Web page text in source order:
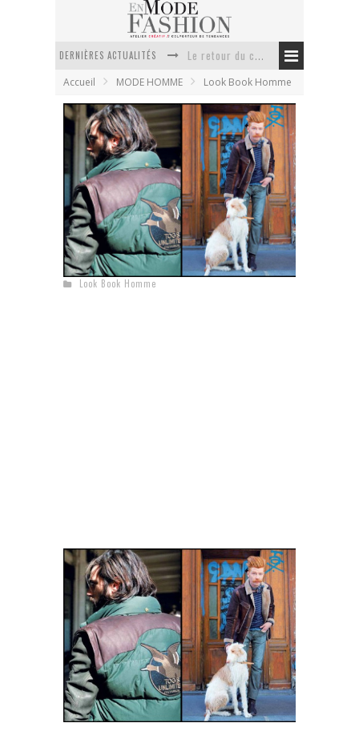
DERNIÈRES ACTUALITÉS
Doudoune pour femme : choisir la pièce idéale entre style, chaleur et durabilité
La trousse de toilette : l’accessoire indispensable de voyage
Week-end spa en automne : quel maillot de bain choisir ?
Pourquoi le costume sur mesure à Paris est un incontournable de l’élégance contemporaine ?
Anti chute cheveux homme : quelles solutions pour renforcer sa chevelure ?
Accueil MODE HOMME Look Book Homme
Chevignon collection automne-hiver 2010/2011
En Mode Fashion
17 août 2010
Look Book Homme